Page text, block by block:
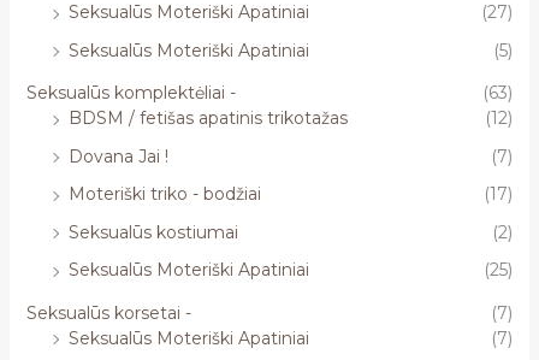
Seksualūs Moteriški Apatiniai
(27)
Seksualūs Moteriški Apatiniai
(5)
Seksualūs komplektėliai -
(63)
BDSM / fetišas apatinis trikotažas
(12)
Dovana Jai !
(7)
Moteriški triko - bodžiai
(17)
Seksualūs kostiumai
(2)
Seksualūs Moteriški Apatiniai
(25)
Seksualūs korsetai -
(7)
Seksualūs Moteriški Apatiniai
(7)